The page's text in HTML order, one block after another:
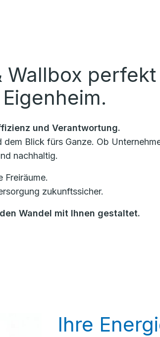
Wallbox
und Verantwortung.
Blick fürs Ganze. Ob
nachhaltig.
Freiräume.
zukunftssicher.
Wandel mit Ihnen gestaltet.
Ihre